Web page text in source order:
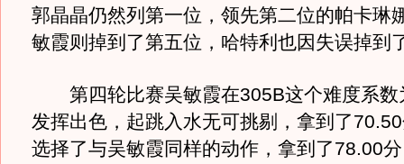
郭晶晶仍然列第一位，领先第二位的帕卡琳
敏霞则掉到了第五位，哈特利也因失误掉到
第四轮比赛吴敏霞在305B这个难度系数
发挥出色，起跳入水无可挑剔，拿到了
选择了与吴敏霞同样的动作，拿到了78.00